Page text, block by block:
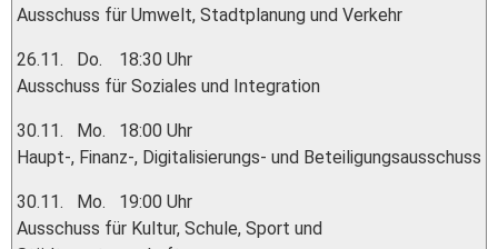
Ausschuss für Umwelt, Stadtplanung und Verkehr
26.11. Do.
18:30 Uhr
Ausschuss für Soziales und Integration
30.11. Mo.
18:00 Uhr
Haupt-, Finanz-, Digitalisierungs- und Beteiligungsausschuss
30.11. Mo.
19:00 Uhr
Ausschuss für Kultur, Schule, Sport und